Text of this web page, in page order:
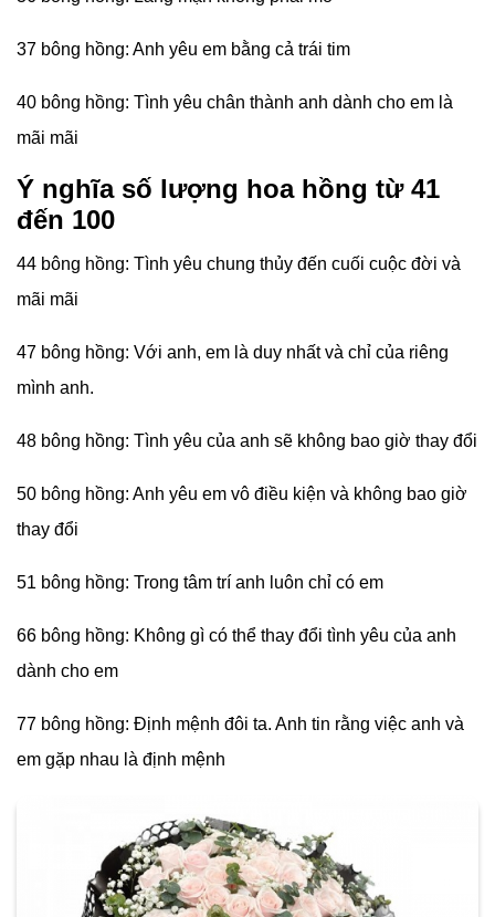
37 bông hồng: Anh yêu em bằng cả trái tim
40 bông hồng: Tình yêu chân thành anh dành cho em là
mãi mãi
Ý nghĩa số lượng hoa hồng từ 41
đến 100
44 bông hồng: Tình yêu chung thủy đến cuối cuộc đời và
mãi mãi
47 bông hồng: Với anh, em là duy nhất và chỉ của riêng
mình anh.
48 bông hồng: Tình yêu của anh sẽ không bao giờ thay đổi
50 bông hồng: Anh yêu em vô điều kiện và không bao giờ
thay đổi
51 bông hồng: Trong tâm trí anh luôn chỉ có em
66 bông hồng: Không gì có thể thay đổi tình yêu của anh
dành cho em
77 bông hồng: Định mệnh đôi ta. Anh tin rằng việc anh và
em gặp nhau là định mệnh